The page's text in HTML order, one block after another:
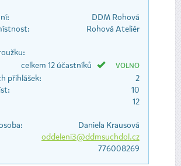
DDM Rohová
Rohová Ateliér
celkem 12 účastníků
VOLNO
přihlášek:
2
10
12
Daniela Krausová
oddeleni3@ddmsuchdol.cz
776008269